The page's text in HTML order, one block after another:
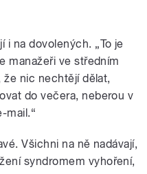
i na dovolených. „To je
manažeři ve středním
že nic nechtějí dělat,
do večera, neberou v
mail.“
Všichni na ně nadávají,
syndromem vyhoření,